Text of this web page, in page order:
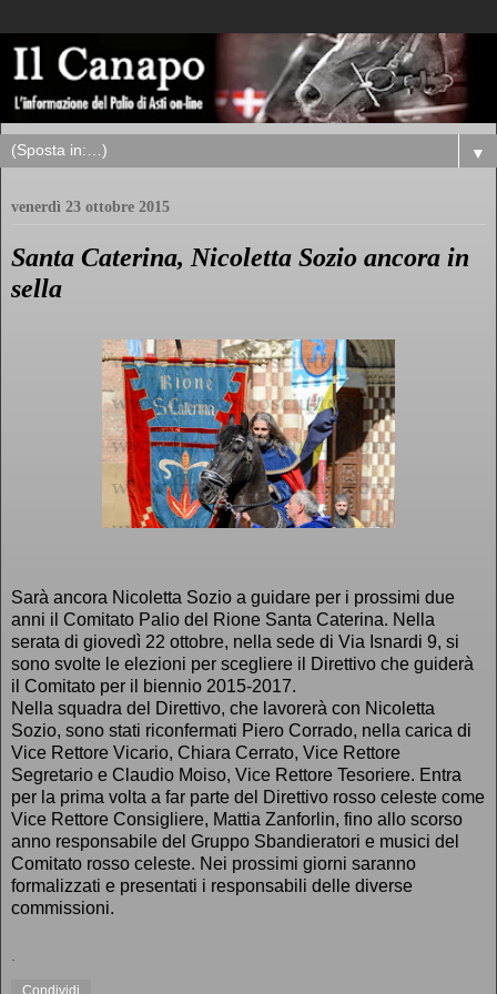
▼
venerdì 23 ottobre 2015
Santa Caterina, Nicoletta Sozio ancora in
sella
Sarà ancora Nicoletta Sozio a guidare per i prossimi due
anni il Comitato Palio del Rione Santa Caterina. Nella
serata di giovedì 22 ottobre, nella sede di Via Isnardi 9, si
sono svolte le elezioni per scegliere il Direttivo che guiderà
il Comitato per il biennio 2015-2017.
Nella squadra del Direttivo, che lavorerà con Nicoletta
Sozio, sono stati riconfermati Piero Corrado, nella carica di
Vice Rettore Vicario, Chiara Cerrato, Vice Rettore
Segretario e Claudio Moiso, Vice Rettore Tesoriere. Entra
per la prima volta a far parte del Direttivo rosso celeste come
Vice Rettore Consigliere, Mattia Zanforlin, fino allo scorso
anno responsabile del Gruppo Sbandieratori e musici del
Comitato rosso celeste. Nei prossimi giorni saranno
formalizzati e presentati i responsabili delle diverse
commissioni.
.